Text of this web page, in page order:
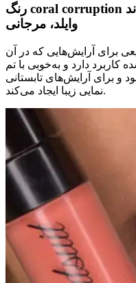
رنگ coral corruption رژ لب مات مایع مگالست وت اند
وایلد، مرجانی
برای آرایش‌هایی که در آن
کاربرد دارد و به‌خوبی با تم
و برای آرایش‌های تابستانی
نمایی زیبا ایجاد می‌کند.